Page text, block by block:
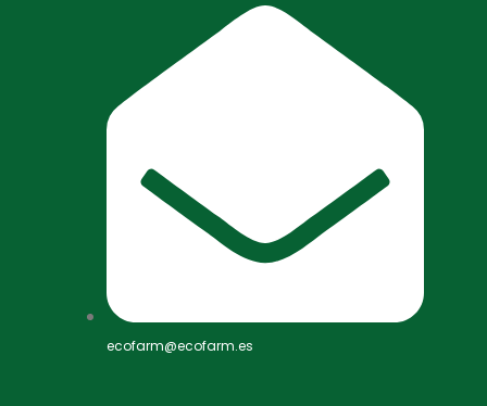
ecofarm@ecofarm.es